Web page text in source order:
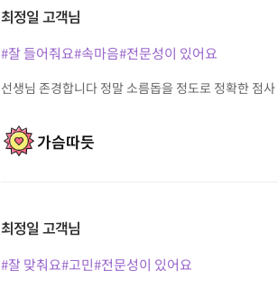
최정일 고객님
#잘 들어줘요#속마음#전문성이 있어요
선생님 존경합니다 정말 소름돕을 정도로 정확한 점
가슴따듯
최정일 고객님
#잘 맞춰요#고민#전문성이 있어요